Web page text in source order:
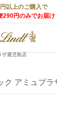
以上のご購入で
290円のみでお届け
ザ鹿児島店
ク アミュプラ